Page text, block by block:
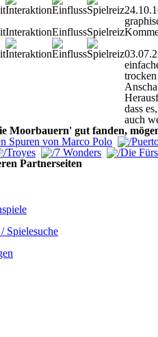
InteraktionEinflussSpielreiz
dass
auch
Moorbauern' gut fanden,
Partnerseiten
Spielesuche